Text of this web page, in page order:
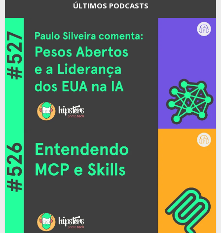
ÚLTIMOS PODCASTS